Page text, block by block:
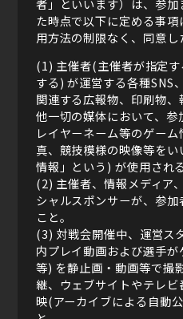
者」といいます）は、参
た時点で以下に定める事
用方法の制限なく、同意し
(1) 主催者(主催者が指定
する) が運営する各種SNS
関連する広報物、印刷物
他一切の媒体において、
レイヤーネーム等のゲー
真、競技模様の映像等を
情報」という) が使用され
(2) 主催者、情報メディア
シャルスポンサーが、参
こと。
(3) 対戦会開催中、運営ス
内プレイ動画および選手
等) を静止画・動画等で撮
継、ウェブサイトやテレ
映(アーカイブによる自動